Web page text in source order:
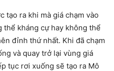
tạo ra khi mà giá chạm vào
kháng cự hay không thể
đỉnh thứ nhất. Khi đã chạm
và quay trở lại vùng giá
tục rơi xuống sẽ tạo ra Mô